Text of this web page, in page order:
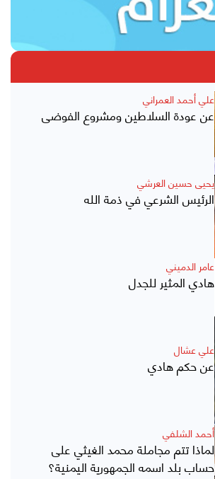
علي أحمد العمراني
عن عودة السلاطين ومشروع الفوضى
يحيى حسين العرشي
الرئيس الشرعي في ذمة الله
عامر الدميني
هادي المثير للجدل
علي عشال
عن حكم هادي
أحمد الشلفي
لماذا تتم مجاملة محمد الغيثي على
حساب بلد اسمه الجمهورية اليمنية؟